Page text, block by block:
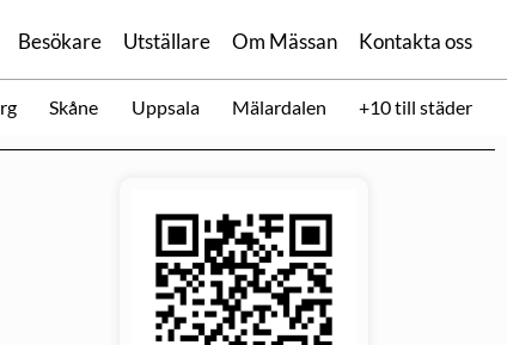
Besökare Utställare Om Mässan Kontakta oss
Skåne Uppsala Mälardalen +10 till städer